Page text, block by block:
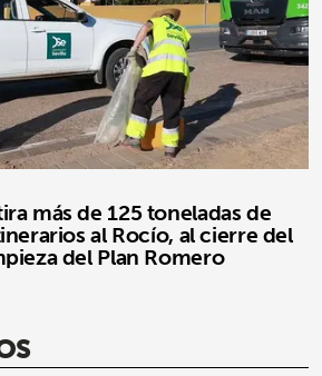
más de 125 toneladas de
al Rocío, al cierre del
del Plan Romero